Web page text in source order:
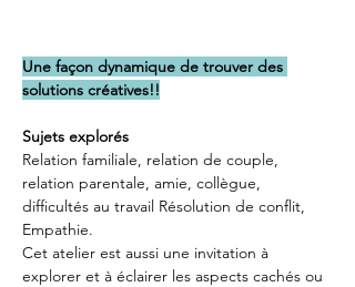
Une façon dynamique de trouver des
solutions créatives!!
Sujets explorés
Relation familiale, relation de couple,
relation parentale, amie, collègue,
difficultés au travail Résolution de conflit,
Empathie.
Cet atelier est aussi une invitation à
explorer et à éclairer les aspects cachés ou